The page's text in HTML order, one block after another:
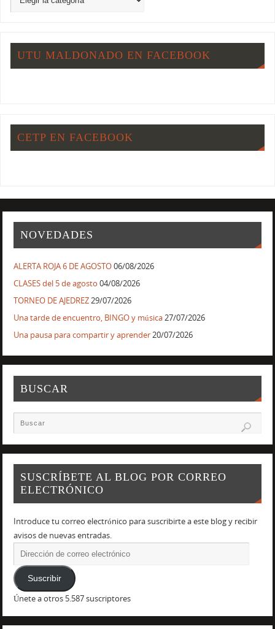
UTU MALDONADO EN FACEBOOK
CETP EN FACEBOOK
NOVEDADES
ALERTA ROJA 6 DE AGOSTO06/08/2026
CLASES del 5 de agosto 04/08/2026
TORNEO DE AJEDREZ29/07/2026
Una tarde de encuentro, BINGO y música27/07/2026
Una pausa para compartir y aprender20/07/2026
BUSCAR
SUSCRÍBETE AL BLOG POR CORREO
ELECTRÓNICO
Introduce tu correo electrónico para suscribirte a este blog y recibir
avisos de nuevas entradas.
Suscribir
Únete a otros 5.587 suscriptores